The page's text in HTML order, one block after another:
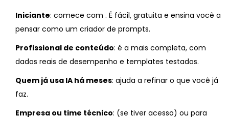
Iniciante: comece com . É fácil, gratuita e ensina você a
pensar como um criador de prompts.
Profissional de conteúdo: é a mais completa, com
dados reais de desempenho e templates testados.
Quem já usa IA há meses: ajuda a refinar o que você já
faz.
Empresa ou time técnico: (se tiver acesso) ou para